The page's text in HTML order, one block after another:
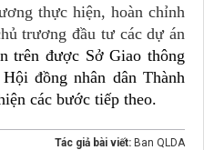
thực hiện, hoàn chỉnh
trương đầu tư các dự án
trênđược Sở Giao thông
đồng nhân dân Thành
các bước tiếp theo.
Tác giả bài viết: Ban QLDA